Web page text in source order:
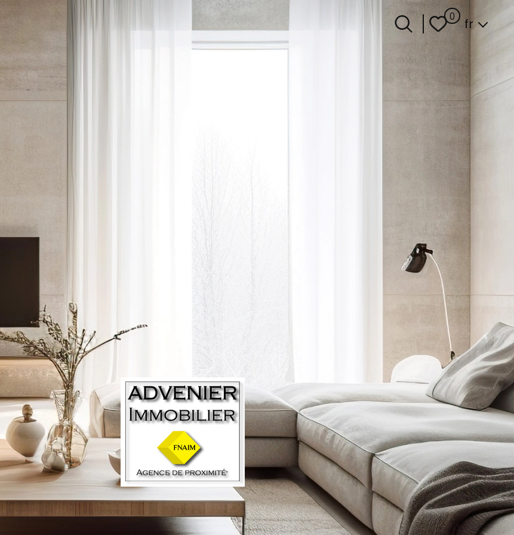
0 Langue
fr